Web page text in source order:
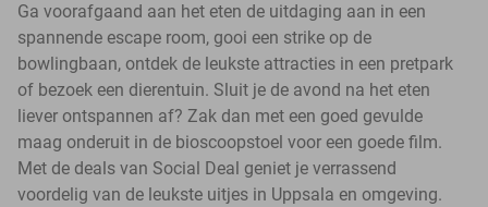
Ga voorafgaand aan het eten de uitdaging aan in een
spannende escape room, gooi een strike op de
bowlingbaan, ontdek de leukste attracties in een pretpark
of bezoek een dierentuin. Sluit je de avond na het eten
liever ontspannen af? Zak dan met een goed gevulde
maag onderuit in de bioscoopstoel voor een goede film.
Met de deals van Social Deal geniet je verrassend
voordelig van de leukste uitjes in Uppsala en omgeving.